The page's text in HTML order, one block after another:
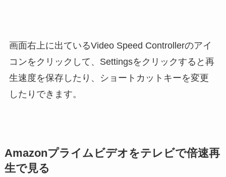
画面右上に出ているVideo Speed Controllerのアイ
コンをクリックして、Settingsをクリックすると再
生速度を保存したり、ショートカットキーを変更
したりできます。
Amazonプライムビデオをテレビで倍速再
生で見る